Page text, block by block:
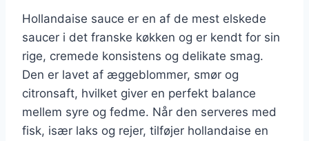
Hollandaise sauce er en af de mest elskede
saucer i det franske køkken og er kendt for sin
rige, cremede konsistens og delikate smag.
Den er lavet af æggeblommer, smør og
citronsaft, hvilket giver en perfekt balance
mellem syre og fedme. Når den serveres med
fisk, især laks og rejer, tilføjer hollandaise en